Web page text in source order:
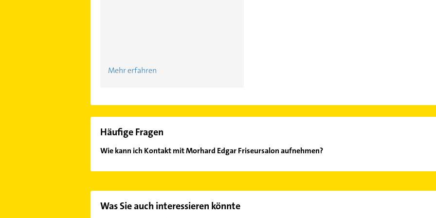
Mehr erfahren
Häufige Fragen
Wie kann ich Kontakt mit Morhard Edgar Friseursalon aufnehmen?
Was Sie auch interessieren könnte